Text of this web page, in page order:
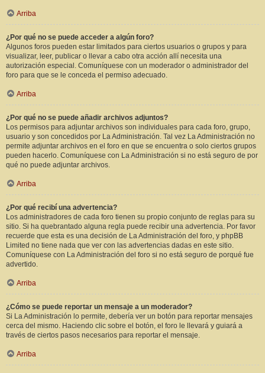
Arriba
¿Por qué no se puede acceder a algún foro?
Algunos foros pueden estar limitados para ciertos usuarios o grupos y para
visualizar, leer, publicar o llevar a cabo otra acción allí necesita una
autorización especial. Comuníquese con un moderador o administrador del
foro para que se le conceda el permiso adecuado.
Arriba
¿Por qué no se puede añadir archivos adjuntos?
Los permisos para adjuntar archivos son individuales para cada foro, grupo,
usuario y son concedidos por La Administración. Tal vez La Administración no
permite adjuntar archivos en el foro en que se encuentra o solo ciertos grupos
pueden hacerlo. Comuníquese con La Administración si no está seguro de por
qué no puede adjuntar archivos.
Arriba
¿Por qué recibí una advertencia?
Los administradores de cada foro tienen su propio conjunto de reglas para su
sitio. Si ha quebrantado alguna regla puede recibir una advertencia. Por favor
recuerde que esta es una decisión de La Administración del foro, y phpBB
Limited no tiene nada que ver con las advertencias dadas en este sitio.
Comuníquese con La Administración del foro si no está seguro de porqué fue
advertido.
Arriba
¿Cómo se puede reportar un mensaje a un moderador?
Si La Administración lo permite, debería ver un botón para reportar mensajes
cerca del mismo. Haciendo clic sobre el botón, el foro le llevará y guiará a
través de ciertos pasos necesarios para reportar el mensaje.
Arriba